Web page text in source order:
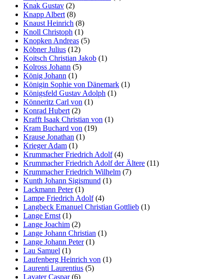
Knak Gustav (2)
Knapp Albert (8)
Knaust Heinrich (8)
Knoll Christoph (1)
Knopken Andreas (5)
Köbner Julius (12)
Koitsch Christian Jakob (1)
Kolross Johann (5)
König Johann (1)
Königin Sophie von Dänemark (1)
Königsfeld Gustav Adolph (1)
Könneritz Carl von (1)
Konrad Hubert (2)
Krafft Isaak Christian von (1)
Kram Buchard von (19)
Krause Jonathan (1)
Krieger Adam (1)
Krummacher Friedrich Adolf(4)
Krummacher Friedrich Adolf der Ältere (11)
Krummacher Friedrich Wilhelm (7)
Kunth Johann Sigismund (1)
Lackmann Peter(1)
Lampe Friedrich Adolf(4)
Langbeck Emanuel Christian Gottlieb (1)
Lange Ernst (1)
Lange Joachim (2)
Lange Johann Christian (1)
Lange Johann Peter(1)
Lau Samuel (1)
Laufenberg Heinrich von (1)
Laurenti Laurentius (5)
Lavater Caspar(6)